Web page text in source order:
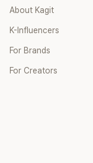
About Kagit
K-Influencers
For Brands
For Creators